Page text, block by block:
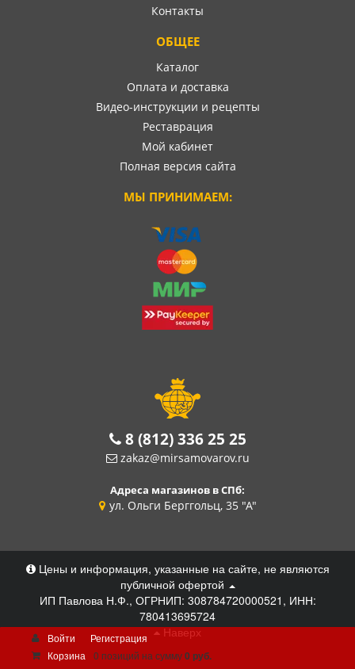
Контакты
ОБЩЕЕ
Каталог
Оплата и доставка
Видео-инструкции и рецепты
Реставрация
Мой кабинет
Полная версия сайта
МЫ ПРИНИМАЕМ:
8 (812) 336 25 25
zakaz@mirsamovarov.ru
Адреса магазинов в СПб:
ул. Ольги Берггольц, 35 "А"
Цены и информация, указанные на сайте, не являются
публичной офертой
ИП Павлова Н.Ф., ОГРНИП: 308784720000521, ИНН:
780413695724
Наверх
Войти
Регистрация
Корзина
0 позиций на сумму0 руб.